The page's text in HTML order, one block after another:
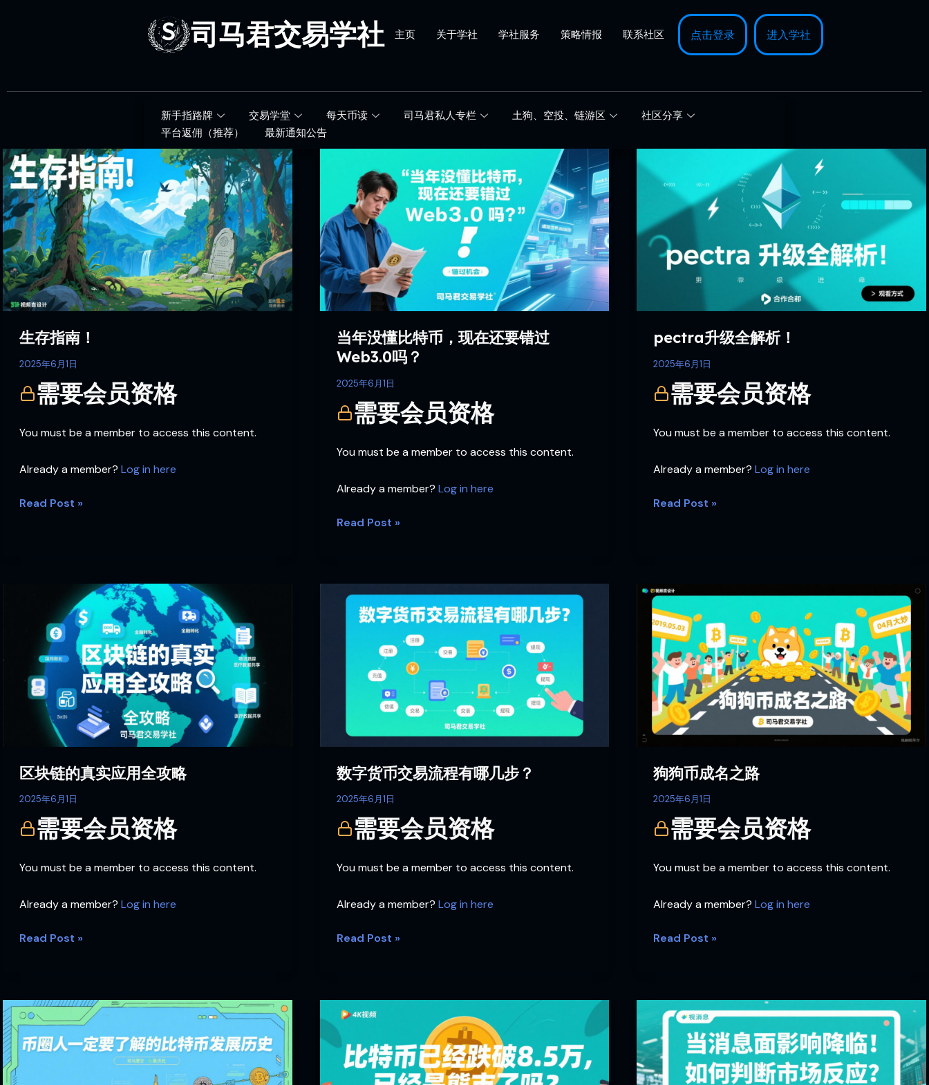
司马君交易学社 主页 关于学社 学社服务 策略情报 联系社区 点击登录 进入学社
新手指路牌 交易学堂 每天币读 司马君私人专栏 土狗、空投、链游区
社区分享
平台返佣（推荐）
最新通知公告
生存指南！
2025年6月1日
需要会员资格
You must be a member to access this content.
Already a member? Log in here
生
存
指
南！
Read Post »
当年没懂比特币，现在还要错过
Web3.0吗？
2025年6月1日
需要会员资格
You must be a member to access this content.
Already a member? Log in here
懂
比
特
币，
现
在
还
要
错
过
Web3.0
Read Post »
pectra升级全解析！
2025年6月1日
需要会员资格
You must be a member to access this content.
Already a member?Log in here
升
级
解
析！
Read Post »
区块链的真实应用全攻略
2025年6月1日
需要会员资格
You must be a member to access this content.
Already a member? Log in here
实
应
略
Read Post »
数字货币交易流程有哪几步？
2025年6月1日
需要会员资格
You must be a member to access this content.
Already a member? Log in here
有
哪
几
步？
Read Post »
狗狗币成名之路
2025年6月1日
需要会员资格
You must be a member to access this content.
Already a member?Log in here
狗
狗
币
成
名
之
路
Read Post »
币
圈
人
比
特
币
已
消
息
面
影